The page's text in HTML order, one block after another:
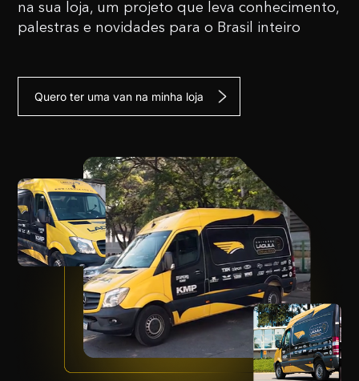
na sua loja, um projeto que leva conhecimento,
palestras e novidades para o Brasil inteiro
Quero ter uma van na minha loja